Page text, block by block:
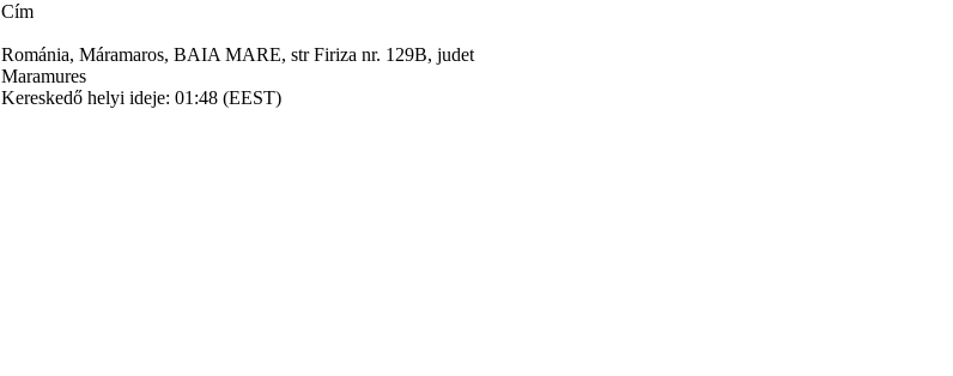
Сím
Románia, Máramaros, BAIA MARE, str Firiza nr. 129B, judet
Maramures
Kereskedő helyi ideje: 01:48 (EEST)